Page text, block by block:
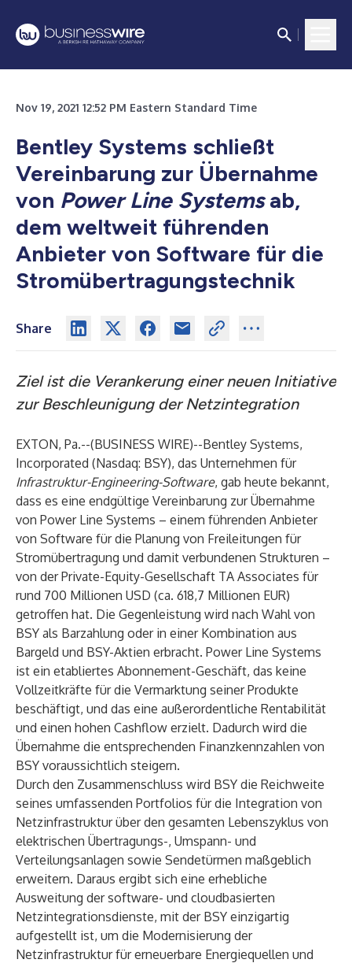
Nov 19, 2021 12:52 PM Eastern Standard Time
Bentley Systems schließt
Vereinbarung zur Übernahme
von Power Line Systemsab,
dem weltweit führenden
Anbieter von Software für die
Stromübertragungstechnik
Share
Ziel ist die Verankerung einer neuen Initiative
zur Beschleunigung der Netzintegration
EXTON, Pa.--(BUSINESS WIRE)--Bentley Systems,
Incorporated (Nasdaq: BSY), das Unternehmen für
Infrastruktur-Engineering-Software, gab heute bekannt,
dass es eine endgültige Vereinbarung zur Übernahme
von Power Line Systems – einem führenden Anbieter
von Software für die Planung von Freileitungen für
Stromübertragung und damit verbundenen Strukturen –
von der Private-Equity-Gesellschaft TA Associates für
rund 700 Millionen USD (ca. 618,7 Millionen EUR)
getroffen hat. Die Gegenleistung wird nach Wahl von
BSY als Barzahlung oder in einer Kombination aus
Bargeld und BSY-Aktien erbracht. Power Line Systems
ist ein etabliertes Abonnement-Geschäft, das keine
Vollzeitkräfte für die Vermarktung seiner Produkte
beschäftigt, und das eine außerordentliche Rentabilität
und einen hohen Cashflow erzielt. Dadurch wird die
Übernahme die entsprechenden Finanzkennzahlen von
BSY voraussichtlich steigern.
Durch den Zusammenschluss wird BSY die Reichweite
seines umfassenden Portfolios für die Integration von
Netzinfrastruktur über den gesamten Lebenszyklus von
elektrischen Übertragungs-, Umspann- und
Verteilungsanlagen sowie Sendetürmen maßgeblich
erweitern. Daraus ergibt sich eine erhebliche
Ausweitung der software- und cloudbasierten
Netzintegrationsdienste, mit der BSY einzigartig
aufgestellt ist, um die Modernisierung der
Netzinfrastruktur für erneuerbare Energiequellen und